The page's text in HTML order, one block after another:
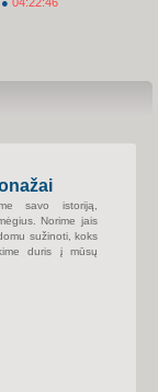
savo istoriją,
Norime jais
sužinoti, koks
duris į mūsų